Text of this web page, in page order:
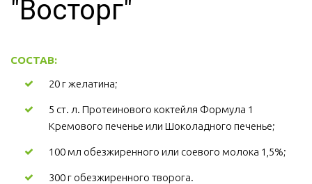
"Восторг"
СОСТАВ:
20 г желатина;
5 ст. л. Протеинового коктейля Формула 1
Кремового печенье или Шоколадного печенье;
100 мл обезжиренного или соевого молока 1,5%;
300 г обезжиренного творога.